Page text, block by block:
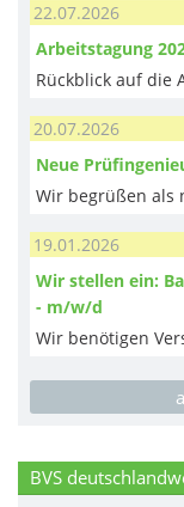
22.07.2026
Arbeitstagung
Rückblick auf die
20.07.2026
Neue
Wir begrüßen als
19.01.2026
Wir stellen ein:
- m/w/d
Wir benötigen
BVS